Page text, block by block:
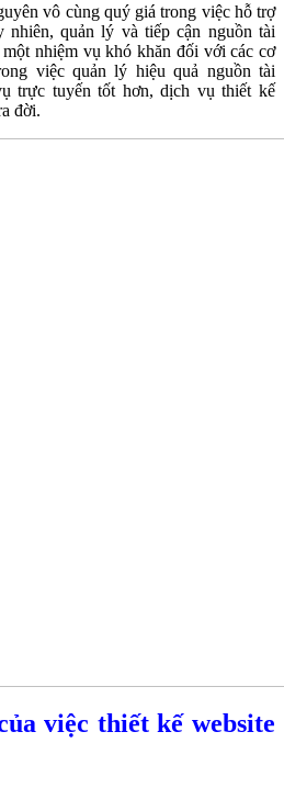
vô cùng quý giá trong việc hỗ trợ
nhiên, quản lý và tiếp cận nguồn tài
nhiệm vụ khó khăn đối với các cơ
việc quản lý hiệu quả nguồn tài
trực tuyến tốt hơn, dịch vụ thiết kế
đời.
việc thiết kế website